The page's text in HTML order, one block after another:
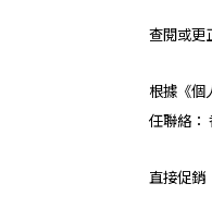
查閱或更
根據《個
任聯絡：
直接促銷